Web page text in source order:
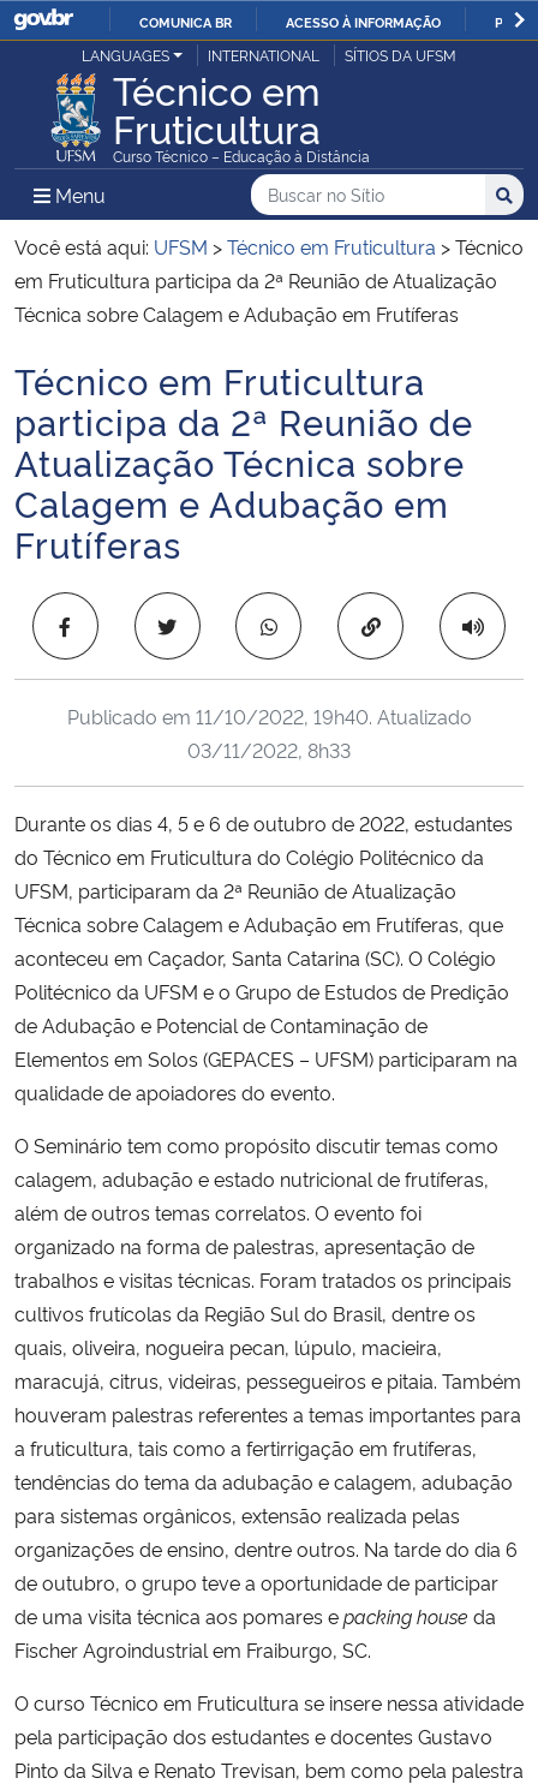
IR
PARA
CONTEÚDO
COMUNICA BR ACESSO À INFORMAÇÃO
Ministério da Justiça e Segurança Pública
Ministério da Defesa
Ministério das Relações Exteriores
Ministério da Economia
Ministério da Infraestrutura
Ministério da Agricultura, Pecuária e Abastecimento
Ministério da Educação
Ministério da Cidadania
Ministério da Saúde
Ministério de Minas e Energia
Ministério da Ciência, Tecnologia, Inovações e Comunicações
Ministério do Meio Ambiente
Ministério do Desenvolvimento Regional
Controladoria-Geral da União
Ministério da Mulher, da Família e dos Direitos Humanos
Secretaria de Governo
Gabinete de Segurança Institucional
Advocacia-Geral da União
Banco Central do Brasil
Planalto
LANGUAGES INTERNATIONAL SÍTIOS DA UFSM
Técnico em
Fruticultura
Curso Técnico – Educação à Distância
Menu Menu Principal do Sítio
Busca
Buscar no no Sítio
Busca:
Você está aqui: UFSM >Técnico em Fruticultura >Técnico
em Fruticultura participa da 2ª Reunião de Atualização
Técnica sobre Calagem e Adubação em Frutíferas
Início do conteúdo
Técnico em Fruticultura
participa da 2ª Reunião de
Atualização Técnica sobre
Calagem e Adubação em
Frutíferas
Copiar para área
Publicado em 11/10/2022, 19h40. Atualizado
03/11/2022, 8h33
Durante os dias 4, 5 e 6 de outubro de 2022, estudantes
do Técnico em Fruticultura do Colégio Politécnico da
UFSM, participaram da 2ª Reunião de Atualização
Técnica sobre Calagem e Adubação em Frutíferas, que
aconteceu em Caçador, Santa Catarina (SC). O Colégio
Politécnico da UFSM e o Grupo de Estudos de Predição
de Adubação e Potencial de Contaminação de
Elementos em Solos (GEPACES – UFSM) participaram na
qualidade de apoiadores do evento.
O Seminário tem como propósito discutir temas como
calagem, adubação e estado nutricional de frutíferas,
além de outros temas correlatos. O evento foi
organizado na forma de palestras, apresentação de
trabalhos e visitas técnicas. Foram tratados os principais
cultivos frutícolas da Região Sul do Brasil, dentre os
quais, oliveira, nogueira pecan, lúpulo, macieira,
maracujá, citrus, videiras, pessegueiros e pitaia. Também
houveram palestras referentes a temas importantes para
a fruticultura, tais como a fertirrigação em frutíferas,
tendências do tema da adubação e calagem, adubação
para sistemas orgânicos, extensão realizada pelas
organizações de ensino, dentre outros. Na tarde do dia 6
de outubro, o grupo teve a oportunidade de participar
de uma visita técnica aos pomares epacking house da
Fischer Agroindustrial em Fraiburgo, SC.
O curso Técnico em Fruticultura se insere nessa atividade
pela participação dos estudantes e docentes Gustavo
Pinto da Silva e Renato Trevisan, bem como pela palestra